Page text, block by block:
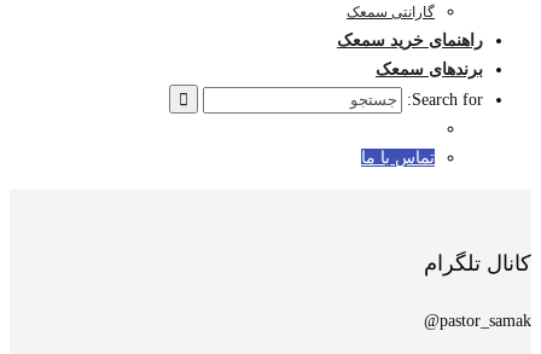
گارانتی سمعک
راهنمای خرید سمعک
برندهای سمعک
Search for:
تماس با ما
کانال تلگرام
pastor_samak@